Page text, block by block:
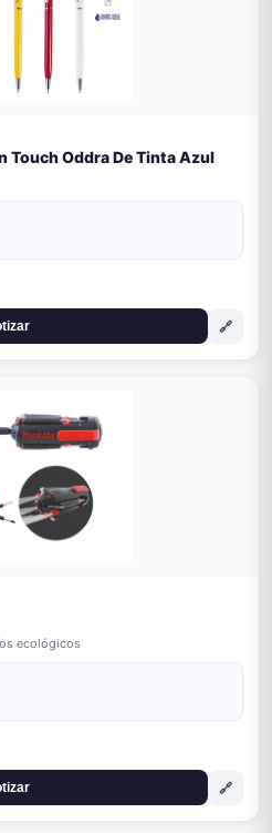
Touch Oddra De Tinta Azul
🔗
ecológicos
🔗